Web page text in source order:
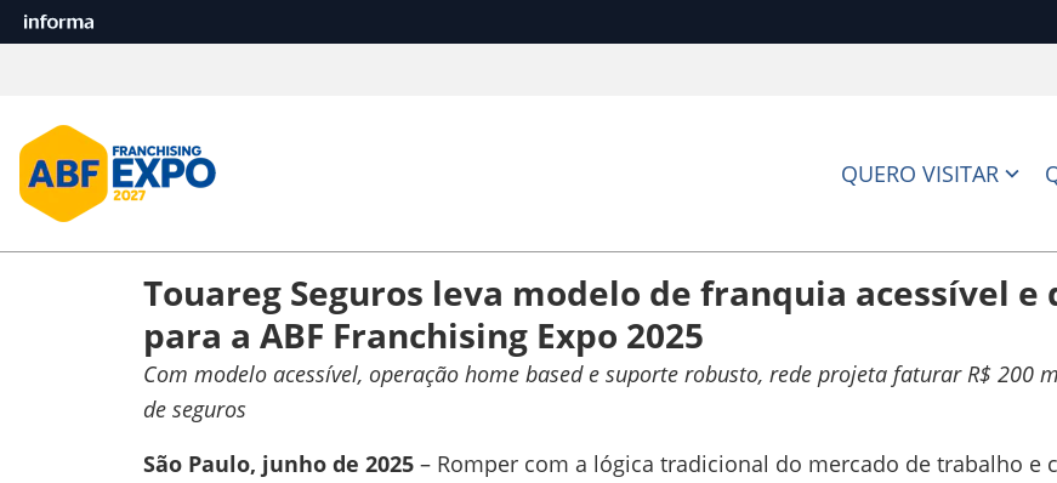
QUERO VISITAR
Touareg Seguros leva modelo de franquia acessível
para a ABF Franchising Expo 2025
Com modelo acessível, operação home based e suporte robusto, rede projeta faturar R$ 200
de seguros
São Paulo, junho de 2025 – Romper com a lógica tradicional do mercado de trabalho